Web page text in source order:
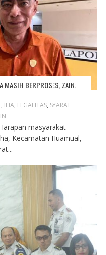
MASIH BERPROSES, ZAIN:
, IHA, LEGALITAS, SYARAT
masyarakat
Kecamatan Huamual,